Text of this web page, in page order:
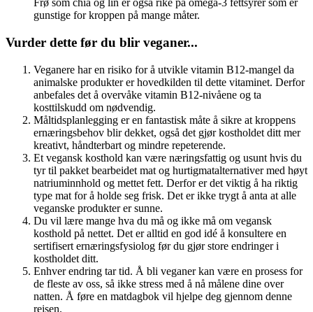
Frø som chia og lin er også rike på omega-3 fettsyrer som er
gunstige for kroppen på mange måter.
Vurder dette før du blir veganer...
Veganere har en risiko for å utvikle vitamin B12-mangel da
animalske produkter er hovedkilden til dette vitaminet. Derfor
anbefales det å overvåke vitamin B12-nivåene og ta
kosttilskudd om nødvendig.
Måltidsplanlegging er en fantastisk måte å sikre at kroppens
ernæringsbehov blir dekket, også det gjør kostholdet ditt mer
kreativt, håndterbart og mindre repeterende.
Et vegansk kosthold kan være næringsfattig og usunt hvis du
tyr til pakket bearbeidet mat og hurtigmatalternativer med høyt
natriuminnhold og mettet fett. Derfor er det viktig å ha riktig
type mat for å holde seg frisk. Det er ikke trygt å anta at alle
veganske produkter er sunne.
Du vil lære mange hva du må og ikke må om vegansk
kosthold på nettet. Det er alltid en god idé å konsultere en
sertifisert ernæringsfysiolog før du gjør store endringer i
kostholdet ditt.
Enhver endring tar tid. Å bli veganer kan være en prosess for
de fleste av oss, så ikke stress med å nå målene dine over
natten. Å føre en matdagbok vil hjelpe deg gjennom denne
reisen.